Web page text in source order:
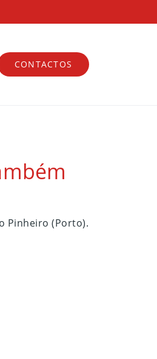
CONTACTOS
Pinheiro (Porto).